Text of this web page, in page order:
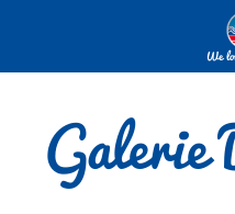
We
Galerie